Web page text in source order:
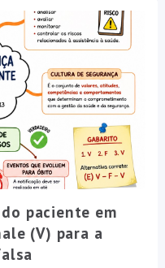
paciente em
(V) para a